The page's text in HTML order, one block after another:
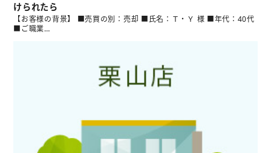
けられたら
【お客様の背景】 ■売買の別：売却 ■氏名：Ｔ・Ｙ 様 ■年代：40代
■ご職業…